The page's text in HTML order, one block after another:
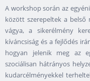
A workshop során az
között szerepeltek a belső
vágya, a sikerélmény
kíváncsiság és a fejlődés
hogyan jelenik meg az
szociálisan hátrányos
kudarcélményekkel